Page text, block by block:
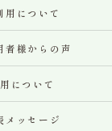
用について
者様からの声
について
メッセージ